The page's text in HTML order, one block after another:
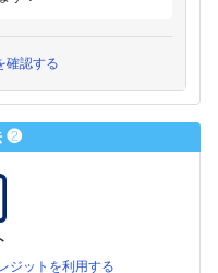
確認する
❷
ジットを利用する